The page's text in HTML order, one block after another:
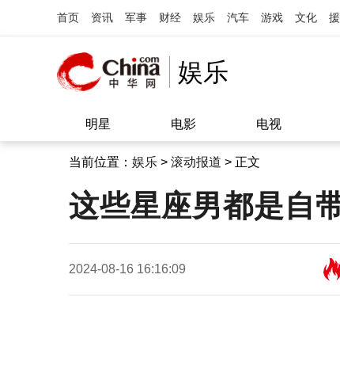
首页 资讯 军事 财经 娱乐 汽车 游戏 文化
娱乐
明星 电影 电视
当前位置： 娱乐 > 滚动报道 > 正文
这些星座男都是自
2024-08-16 16:16:09